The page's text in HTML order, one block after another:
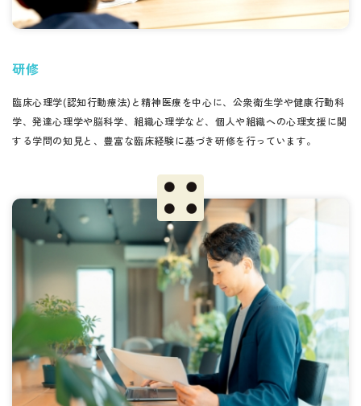
研修
臨床心理学(認知行動療法)と精神医療を中心に、公衆衛生学や健康行動科
学、発達心理学や脳科学、組織心理学など、個人や組織への心理支援に関
する学問の知見と、豊富な臨床経験に基づき研修を行っています。